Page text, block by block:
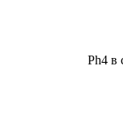
Ph4 в